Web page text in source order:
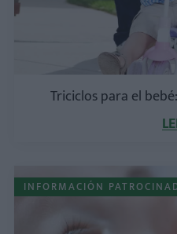
Triciclos para el
INFORMACIÓN